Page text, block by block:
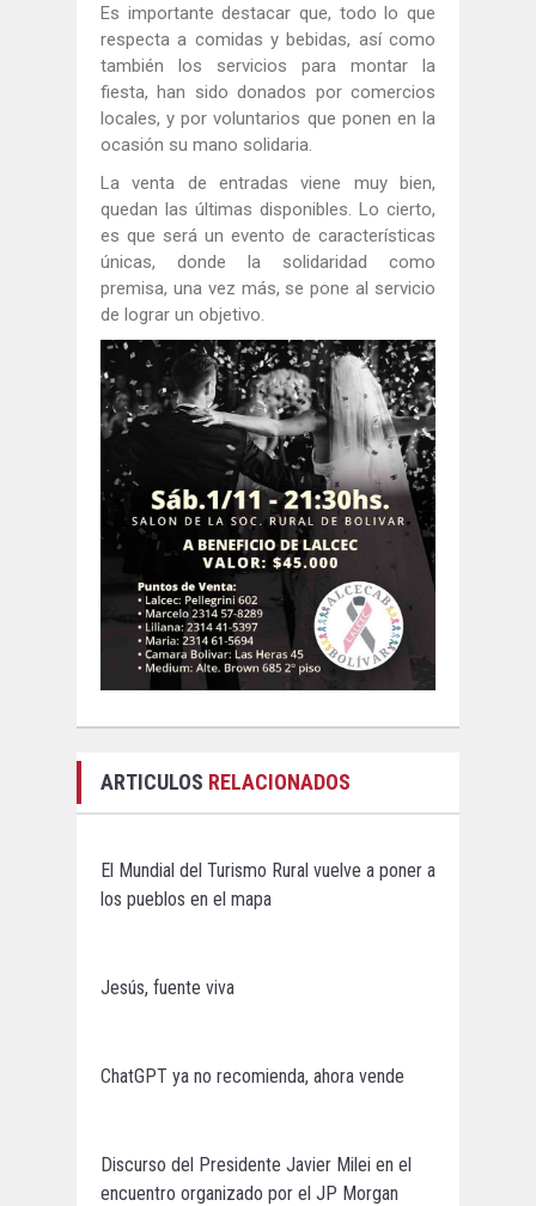
Es importante destacar que, todo lo que
respecta a comidas y bebidas, así como
también los servicios para montar la
fiesta, han sido donados por comercios
locales, y por voluntarios que ponen en la
ocasión su mano solidaria.
La venta de entradas viene muy bien,
quedan las últimas disponibles. Lo cierto,
es que será un evento de características
únicas, donde la solidaridad como
premisa, una vez más, se pone al servicio
de lograr un objetivo.
ARTICULOS RELACIONADOS
El Mundial del Turismo Rural vuelve a poner a
los pueblos en el mapa
Jesús, fuente viva
ChatGPT ya no recomienda, ahora vende
Discurso del Presidente Javier Milei en el
encuentro organizado por el JP Morgan